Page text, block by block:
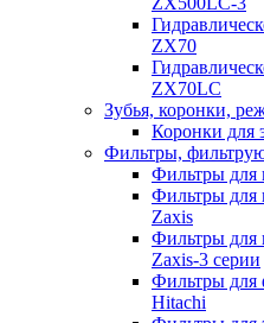
ZX70
ZX70LC
Зубья, коронки,
Коронки для
Фильтры,
Фильтры для
Фильтры для
Zaxis
Фильтры для
Zaxis-3 серии
Фильтры для
Hitachi